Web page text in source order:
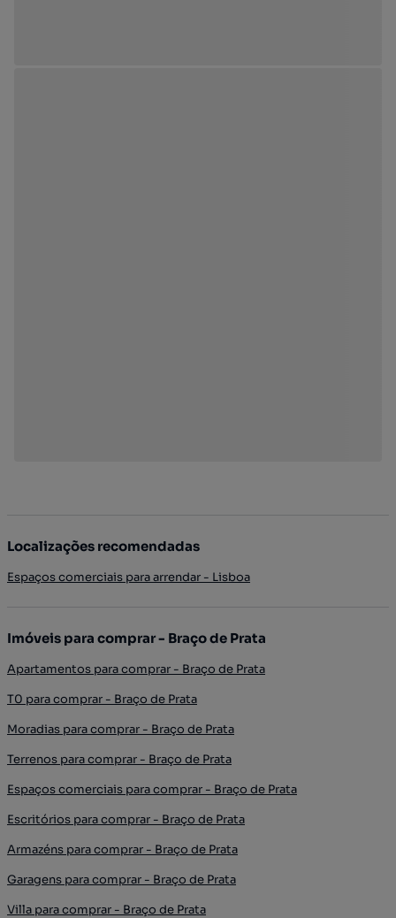
Localizações recomendadas
Espaços comerciais para arrendar - Lisboa
Imóveis para comprar - Braço de Prata
Apartamentos para comprar - Braço de Prata
T0 para comprar - Braço de Prata
Moradias para comprar - Braço de Prata
Terrenos para comprar - Braço de Prata
Espaços comerciais para comprar - Braço de Prata
Escritórios para comprar - Braço de Prata
Armazéns para comprar - Braço de Prata
Garagens para comprar - Braço de Prata
Villa para comprar - Braço de Prata